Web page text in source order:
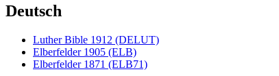
Deutsch
Luther Bible 1912 (DELUT)
Elberfelder 1905 (ELB)
Elberfelder 1871 (ELB71)